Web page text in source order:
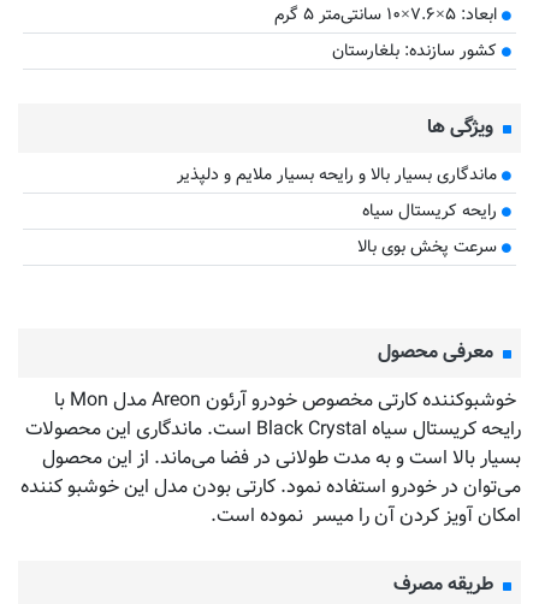
ابعاد: ۵×۷.۶×۱۰ سانتی‌متر ۵ گرم
کشور سازنده: بلغارستان
ویژگی ها
ماندگاری بسیار بالا و رایحه بسیار ملایم و دلپذیر
رایحه کریستال سیاه
سرعت پخش بوی بالا
معرفی محصول
خوشبوکننده کارتی مخصوص خودرو آرئون Areon مدل Mon با
رایحه کریستال سیاه Black Crystal است. ماندگاری این محصولات
بسیار بالا است و به مدت طولانی در فضا می‌ماند. از این محصول
می‌توان در خودرو استفاده نمود. کارتی بودن مدل این خوشبو کننده
امکان آویز کردن آن را میسر نموده است.
طریقه مصرف